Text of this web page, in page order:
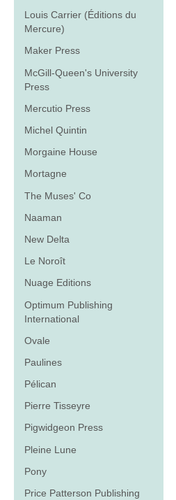
Louis Carrier (Éditions du
Mercure)
Maker Press
McGill-Queen's University
Press
Mercutio Press
Michel Quintin
Morgaine House
Mortagne
The Muses' Co
Naaman
New Delta
Le Noroît
Nuage Editions
Optimum Publishing
International
Ovale
Paulines
Pélican
Pierre Tisseyre
Pigwidgeon Press
Pleine Lune
Pony
Price Patterson Publishing